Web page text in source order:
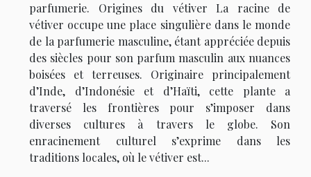
parfumerie. Origines du vétiver La racine de
vétiver occupe une place singulière dans le monde
de la parfumerie masculine, étant appréciée depuis
des siècles pour son parfum masculin aux nuances
boisées et terreuses. Originaire principalement
d’Inde, d’Indonésie et d’Haïti, cette plante a
traversé les frontières pour s’imposer dans
diverses cultures à travers le globe. Son
enracinement culturel s’exprime dans les
traditions locales, où le vétiver est...